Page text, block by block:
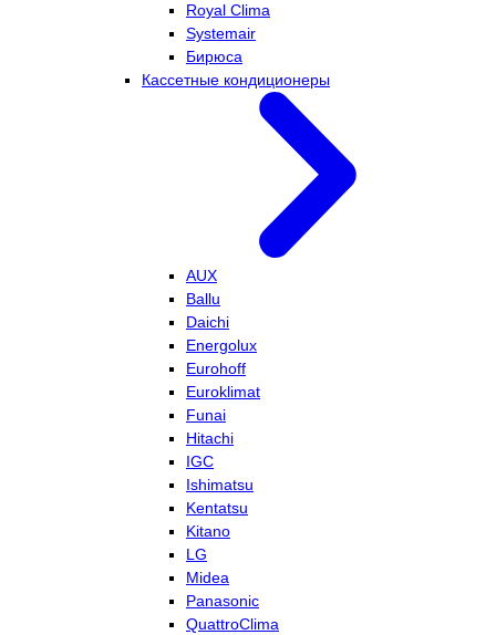
Royal Clima
Systemair
Бирюса
Кассетные кондиционеры
AUX
Ballu
Daichi
Energolux
Eurohoff
Euroklimat
Funai
Hitachi
IGC
Ishimatsu
Kentatsu
Kitano
LG
Midea
Panasonic
QuattroClima